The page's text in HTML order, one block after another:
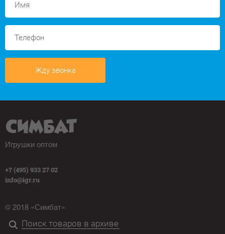
Жду звонка
Игрушки оптом
+7 (495) 933 27 02
info@igr.ru
© 2018 «Симбат»